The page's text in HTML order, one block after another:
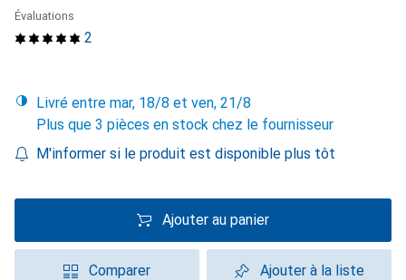
2
Évaluations
Livré entre mar, 18/8 et ven, 21/8
Plus que 3 pièces en stock chez le fournisseur
M'informer si le produit est disponible plus tôt
Ajouter au panier
Comparer Ajouter à la liste